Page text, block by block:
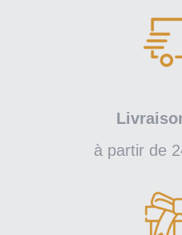
à partir de